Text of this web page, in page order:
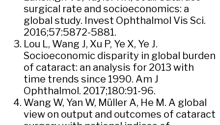
surgical rate and socioeconomics: a
global study. Invest Ophthalmol Vis Sci.
2016;57:5872-5881.
Lou L, Wang J, Xu P, Ye X, Ye J.
Socioeconomic disparity in global burden
of cataract: an analysis for 2013 with
time trends since 1990. Am J
Ophthalmol. 2017;180:91-96.
Wang W, Yan W, Müller A, He M. A global
view on output and outcomes of cataract